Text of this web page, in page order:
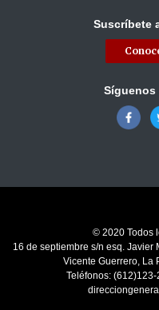
Suscríbete
Síguenos
© 2020 Todos
16 de septiembre s/n esq. Javier
Vicente Guerrero, La
Teléfonos: